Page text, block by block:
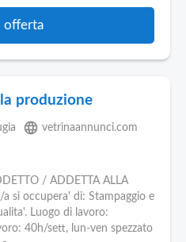
offerta
produzione
language vetrinaannunci.com
/ ADDETTA ALLA
si occupera' di: Stampaggio e
Luogo di lavoro:
40h/sett, lun-ven spezzato